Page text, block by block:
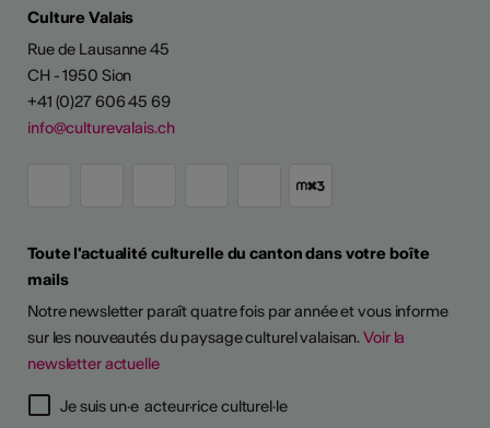
Culture Valais
Rue de Lausanne 45
CH - 1950 Sion
+41 (0)27 606 45 69
info@culturevalais.ch
Toute l'actualité culturelle du canton dans votre boîte
mails
Notre newsletter paraît quatre fois par année et vous informe
sur les nouveautés du paysage culturel valaisan.Voir la
newsletter actuelle
Je suis un·e acteur·rice culturel·le